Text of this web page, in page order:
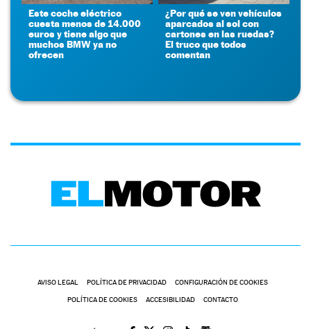
Este coche eléctrico
cuesta menos de 14.000
euros y tiene algo que
muchos BMW ya no
ofrecen
¿Por qué se ven vehículos
aparcados al sol con
cartones en las ruedas?
El truco que todos
comentan
AVISO LEGAL POLÍTICA DE PRIVACIDAD CONFIGURACIÓN DE COOKIES
POLÍTICA DE COOKIES ACCESIBILIDAD CONTACTO